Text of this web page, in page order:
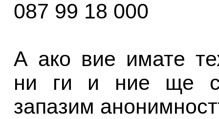
087 99 18 000
А ако вие имате
ни ги и ние ще
запазим